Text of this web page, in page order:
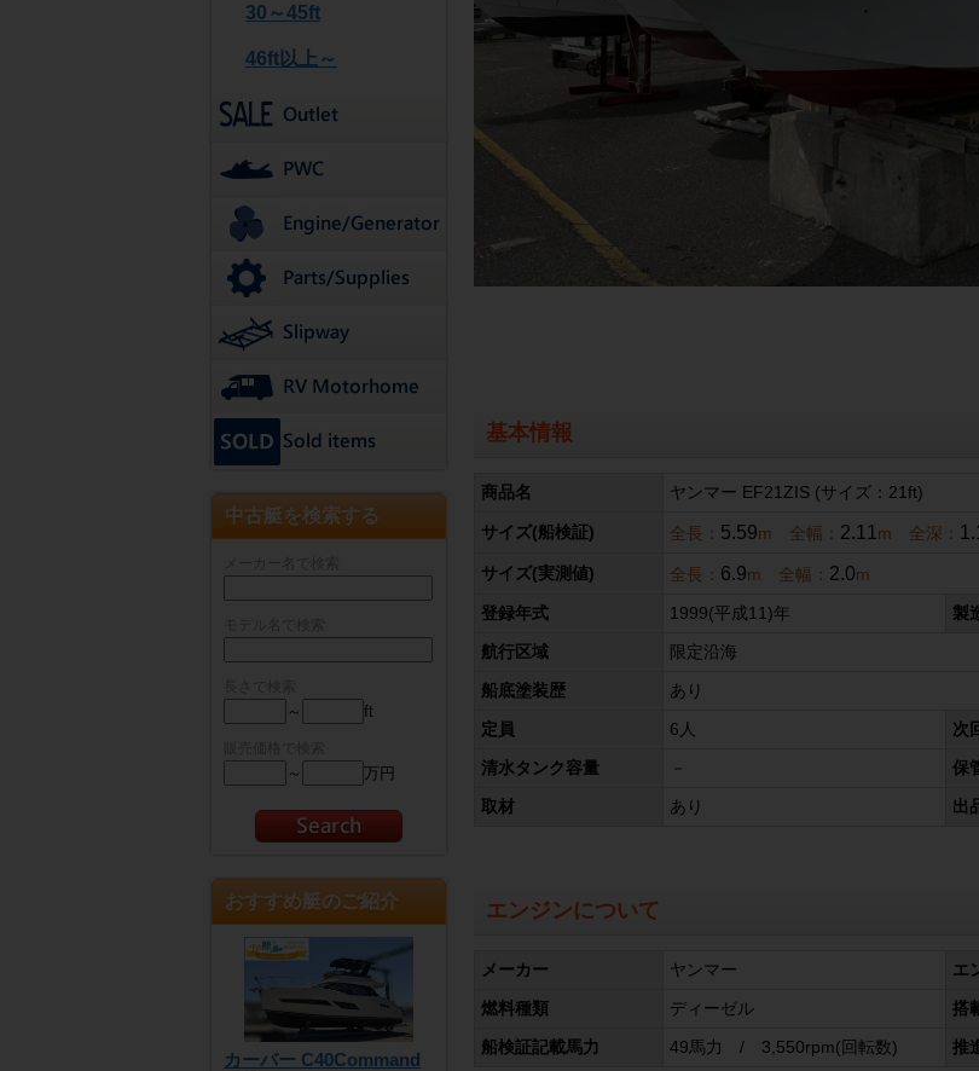
30～45ft
46ft以上～
中古艇を検索する
～ ft
～ 万円
おすすめ艇のご紹介
カーバー C40Command
基本情報
商品名 ヤンマー EF21ZIS (サイズ：21ft)
サイズ(船検証) 全長： 5.59m 全幅： 2.11 m 全深：
サイズ(実測値) 全長： 6.9m 全幅： 2.0m
登録年式 1999(平成11)年 製
航行区域 限定沿海
船底塗装歴 あり
定員 6人 次
清水タンク容量 保
取材 あり 出
エンジンについて
メーカー ヤンマー エ
燃料種類 ディーゼル 搭
船検証記載馬力 49馬力 / 3,550rpm(回転数) 推